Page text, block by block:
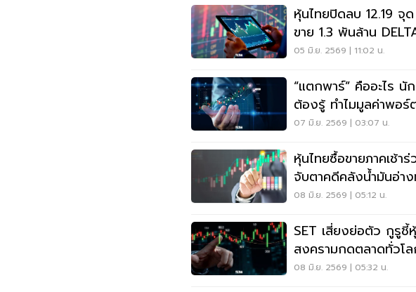
หุ้นไทยปิดลบ 12.19 จุ
ขาย 1.3 พันล้าน
หนัก
05 มิ.ย. 2569 | 11:02 น.
“แตกพาร์” คืออะไร นั
ต้องรู้ ทำไมมูลค่าพอร์
07 มิ.ย. 2569 | 03:07 น.
หุ้นไทยซื้อขายภาคเช้า
จับตาคดีคลังน้ำมันอ่า
หุ้นโรงกลั่น
08 มิ.ย. 2569 | 05:12 น.
SET เสี่ยงย่อตัว กูรูชี้
สงครามกดตลาดทั่วโ
ตั้งรับ
08 มิ.ย. 2569 | 05:32 น.